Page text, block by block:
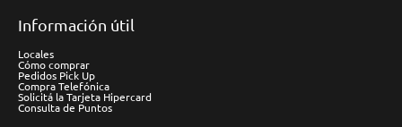
Información útil
Locales
Cómo comprar
Pedidos Pick Up
Compra Telefónica
Solicitá la Tarjeta Hipercard
Consulta de Puntos